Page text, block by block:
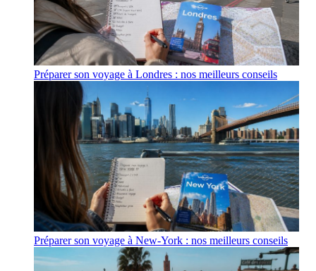
Préparer son voyage à Londres : nos meilleurs conseils
Préparer son voyage à New-York : nos meilleurs conseils